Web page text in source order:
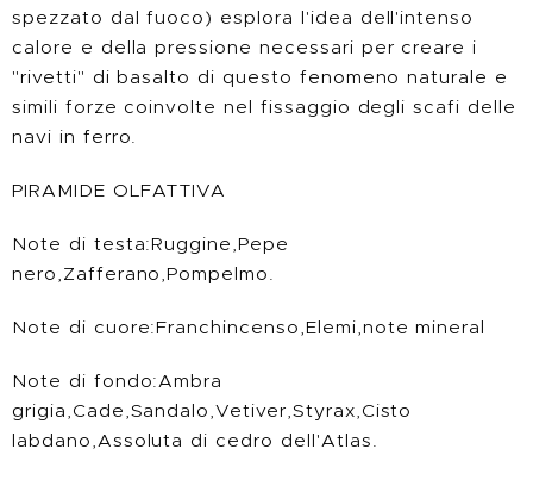
spezzato dal fuoco) esplora l'idea dell'intenso
calore e della pressione necessari per creare i
"rivetti" di basalto di questo fenomeno naturale e
simili forze coinvolte nel fissaggio degli scafi delle
navi in ferro.
PIRAMIDE OLFATTIVA
Note di testa:Ruggine,Pepe
nero,Zafferano,Pompelmo.
Note di cuore:Franchincenso,Elemi,note mineral
Note di fondo:Ambra
grigia,Cade,Sandalo,Vetiver,Styrax,Cisto
labdano,Assoluta di cedro dell'Atlas.